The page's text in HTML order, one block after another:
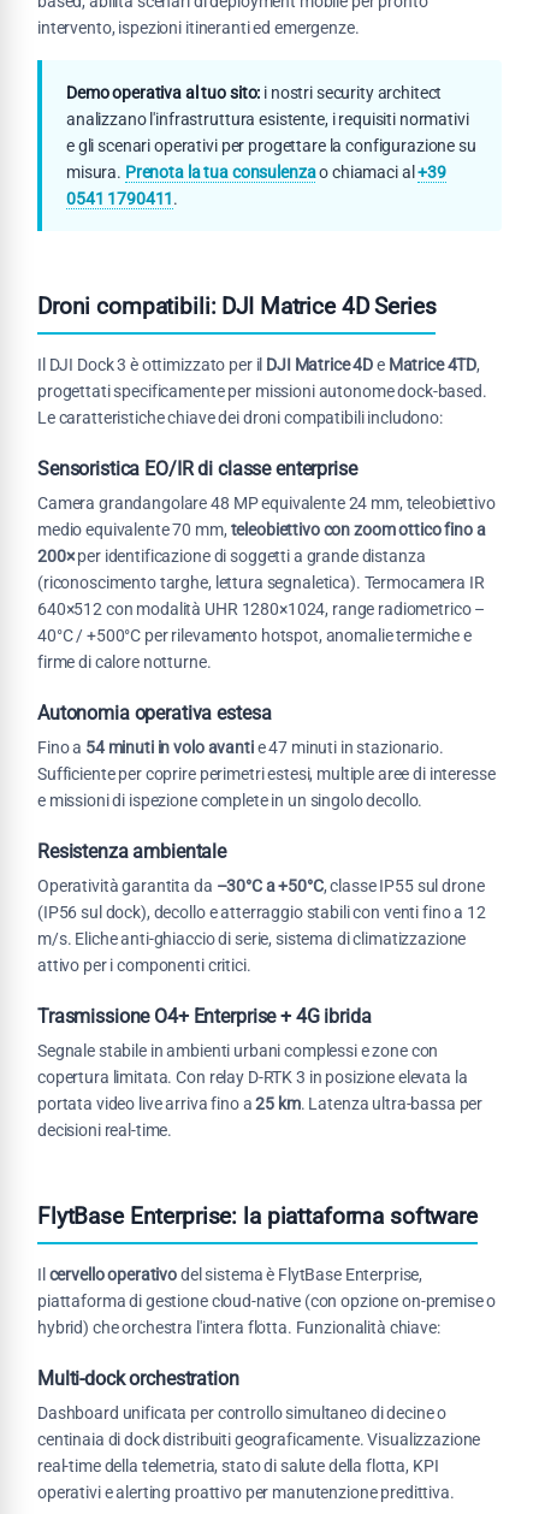
intervento, ispezioni itineranti ed emergenze.
Demo operativa al tuo sito: i nostri security architect
analizzano l'infrastruttura esistente, i requisiti normativi
e gli scenari operativi per progettare la configurazione su
misura. Prenota la tua consulenzao chiamaci al+39
0541 1790411.
Droni compatibili: DJI Matrice 4D Series
Il DJI Dock 3 è ottimizzato per il DJI Matrice 4De Matrice 4TD,
progettati specificamente per missioni autonome dock-based.
Le caratteristiche chiave dei droni compatibili includono:
Sensoristica EO/IR di classe enterprise
Camera grandangolare 48 MP equivalente 24 mm, teleobiettivo
medio equivalente 70 mm, teleobiettivo con zoom ottico fino a
200×per identificazione di soggetti a grande distanza
(riconoscimento targhe, lettura segnaletica). Termocamera IR
640×512 con modalità UHR 1280×1024, range radiometrico –
40°C / +500°C per rilevamento hotspot, anomalie termiche e
firme di calore notturne.
Autonomia operativa estesa
Fino a 54 minuti in volo avantie 47 minuti in stazionario.
Sufficiente per coprire perimetri estesi, multiple aree di interesse
e missioni di ispezione complete in un singolo decollo.
Resistenza ambientale
Operatività garantita da –30°C a +50°C, classe IP55 sul drone
(IP56 sul dock), decollo e atterraggio stabili con venti fino a 12
m/s. Eliche anti-ghiaccio di serie, sistema di climatizzazione
attivo per i componenti critici.
Trasmissione O4+ Enterprise + 4G ibrida
Segnale stabile in ambienti urbani complessi e zone con
copertura limitata. Con relay D-RTK 3 in posizione elevata la
portata video live arriva fino a25 km. Latenza ultra-bassa per
decisioni real-time.
FlytBase Enterprise: la piattaforma software
Ilcervello operativodel sistema è FlytBase Enterprise,
piattaforma di gestione cloud-native (con opzione on-premise o
hybrid) che orchestra l'intera flotta. Funzionalità chiave:
Multi-dock orchestration
Dashboard unificata per controllo simultaneo di decine o
centinaia di dock distribuiti geograficamente. Visualizzazione
real-time della telemetria, stato di salute della flotta, KPI
operativi e alerting proattivo per manutenzione predittiva.